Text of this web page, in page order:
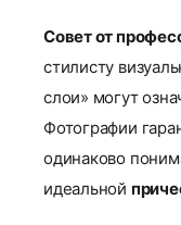
Совет от
стилисту
слои» могут
Фотографии
одинаково
идеальной